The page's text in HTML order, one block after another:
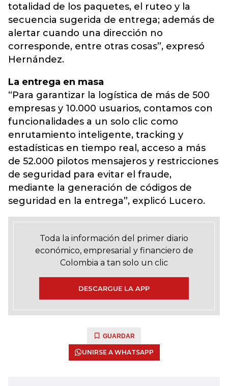
totalidad de los paquetes, el ruteo y la
secuencia sugerida de entrega; además de
alertar cuando una dirección no
corresponde, entre otras cosas”, expresó
Hernández.
La entrega en masa
“Para garantizar la logística de más de 500
empresas y 10.000 usuarios, contamos con
funcionalidades a un solo clic como
enrutamiento inteligente, tracking y
estadísticas en tiempo real, acceso a más
de 52.000 pilotos mensajeros y restricciones
de seguridad para evitar el fraude,
mediante la generación de códigos de
seguridad en la entrega”, explicó Lucero.
Toda la información del primer diario
económico, empresarial y financiero de
Colombia a tan solo un clic
DESCARGUE LA APP
GUARDAR
UNIRSE A WHATSAPP